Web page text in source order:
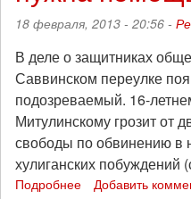
на
ЖКХ
правительство
страны
18 февраля, 2013 - 20:56 -
В деле о защитниках
Саввинском переулке
подозреваемый. 16-
Митулинскому грозит от
свободы по обвинению в
хулиганских побуждений
Подробнее Добавить